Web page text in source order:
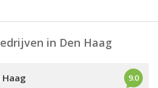
in Den Haag
9.0